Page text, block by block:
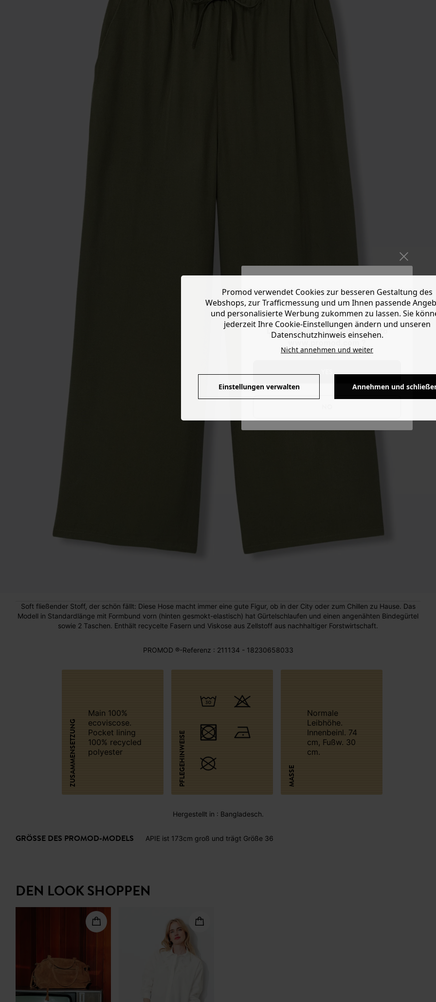
Do you want to be redirected to
Soft fließender Stoff, der schön fällt: Diese Hose macht immer eine gute Figur, ob in der City oder zum Chillen zu Hause. Das
Modell in Standardlänge mit Formbund vorn (hinten gesmokt-elastisch) hat Gürtelschlaufen und einen angenähten Bindegürtel
sowie 2 Taschen. Enthält recycelte Fasern und Viskose aus Zellstoff aus nachhaltiger Forstwirtschaft.
PROMOD ®-Referenz : 211134 - 18230658033
ZUSAMMENSETZUNG
Main 100%
ecoviscose.
Pocket lining
100% recycled
polyester
PFLEGEHINWEISE MASSE
Normale
Leibhöhe.
Innenbeinl. 74
cm, Fußw. 30
cm.
Hergestellt in : Bangladesch.
GRÖSSE DES PROMOD-MODELS APIE ist 173cm groß und trägt Größe 36
DEN LOOK SHOPPEN
Promod verwendet Cookies zur besseren Gestaltung des
Webshops, zur Trafficmessung und um Ihnen passende
und personalisierte Werbung zukommen zu lassen. Sie
jederzeit Ihre Cookie-Einstellungen ändern und unseren
Datenschutzhinweis einsehen.
Nicht annehmen und weiter
Einstellungen verwalten Annehmen und